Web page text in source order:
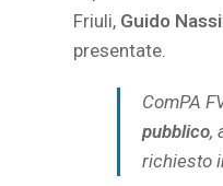
Friuli, Guido
presentate.
ComPA
pubblico,
richiesto